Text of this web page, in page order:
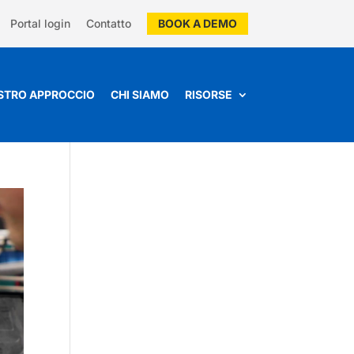
Portal login Contatto BOOK A DEMO
APPROCCIO CHI SIAMO RISORSE